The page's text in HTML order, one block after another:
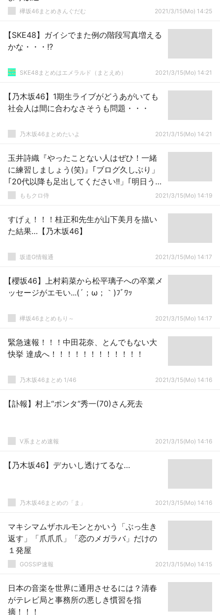
欅坂46まとめきんぐだむ 2021/3/15(Mo) 14:25
【SKE48】ガイシでまた例の階段写真増える
かな・・・!?
SKE48まとめはエメラルド（まとえめ） 2021/3/15(Mo) 14:21
【乃木坂46】1期生ライブがどうあがいても
社会人は間に合わなさそうも問題・・・
乃木坂46まとめたいよ 2021/3/15(Mo) 14:21
玉井詩織『やったことない人はぜひ！一緒
に練習しましょう(笑)』｢ブログ久しぶり」
｢20代以降も足出してください!!」｢明日うた
コンに出る」
ももクロ侍 2021/3/15(Mo) 14:19
すげぇ！！！桂正和先生が山下美月を描い
た結果…【乃木坂46】
坂道G情報通 2021/3/15(Mo) 14:17
【櫻坂46】上村莉菜から松平璃子への卒業メ
ッセージがエモい...(´；ω；｀)ﾌﾞﾜｯ
欅坂46まとめもり～ 2021/3/15(Mo) 14:17
緊急速報！！！中田花奈、とんでもない大
快挙 達成へ！！！！！！！！！！！！
乃木坂46まとめ 1/46 2021/3/15(Mo) 14:16
【訃報】村上“ポンタ”秀一(70)さん死去
V系まとめ速報 2021/3/15(Mo) 14:16
【乃木坂46】デカいし透けてるな…
乃木坂46まとめの「ま」 2021/3/15(Mo) 14:16
マキシマムザホルモンとかいう「ぶっ生き
返す」「爪爪爪」「恋のメガラバ」だけの
１発屋
GOSSIP速報 2021/3/15(Mo) 14:15
日本の音楽を世界に通用させるには？清春
がテレビ局と事務所の悪しき慣習を指
摘！！！